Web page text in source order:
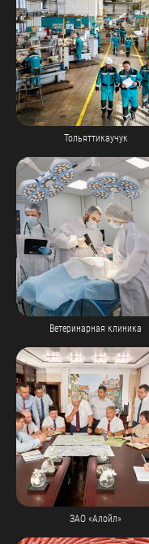
Тольяттикаучук
Ветеринарная клиника
ЗАО «Алойл»